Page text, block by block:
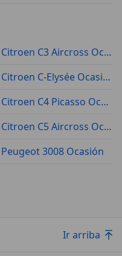
Citroen C3 Aircross Ocasión
Citroen C-Elysée Ocasión
Citroen C4 Picasso Ocasión
Citroen C5 Aircross Ocasión
Peugeot 3008 Ocasión
Ir arriba